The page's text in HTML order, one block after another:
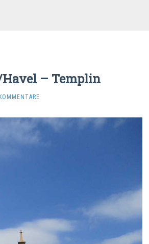
– Templin